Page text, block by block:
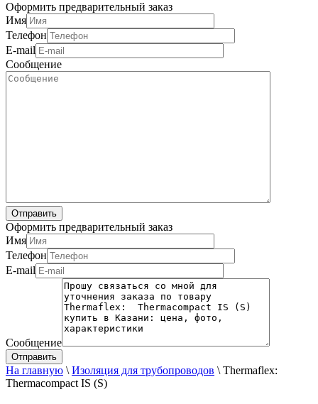
Оформить предварительный заказ
Имя
Телефон
E-mail
Сообщение
Оформить предварительный заказ
Имя
Телефон
E-mail
Сообщение
На главную \ Изоляция для трубопроводов \ Thermaflex:
Thermacompact IS (S)